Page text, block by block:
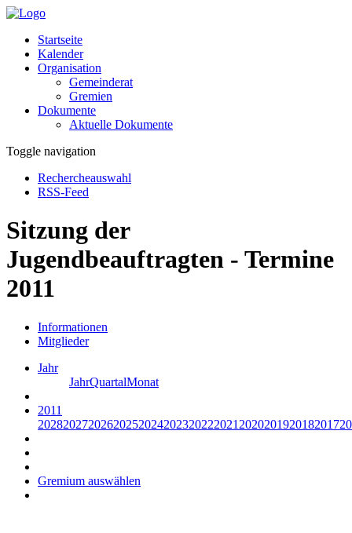
Startseite
Kalender
Organisation
Gemeinderat
Gremien
Dokumente
Aktuelle Dokumente
Toggle navigation
Rechercheauswahl
RSS-Feed
Sitzung der
Jugendbeauftragten - Termine
2011
Informationen
Mitglieder
Jahr
JahrQuartalMonat
2011
20282027202620252024202320222021 2020201920182017
Gremium auswählen